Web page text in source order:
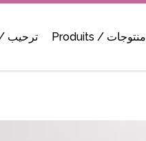
Accueil / ترحيب Produits / منتوجات